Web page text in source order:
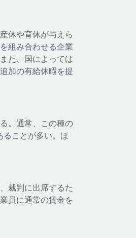
休や育休が与えら
組み合わせる企業
た、国によっては
加の有給休暇を提
。通常、この種の
ことが多い。ほ
裁判に出席するた
員に通常の賃金を